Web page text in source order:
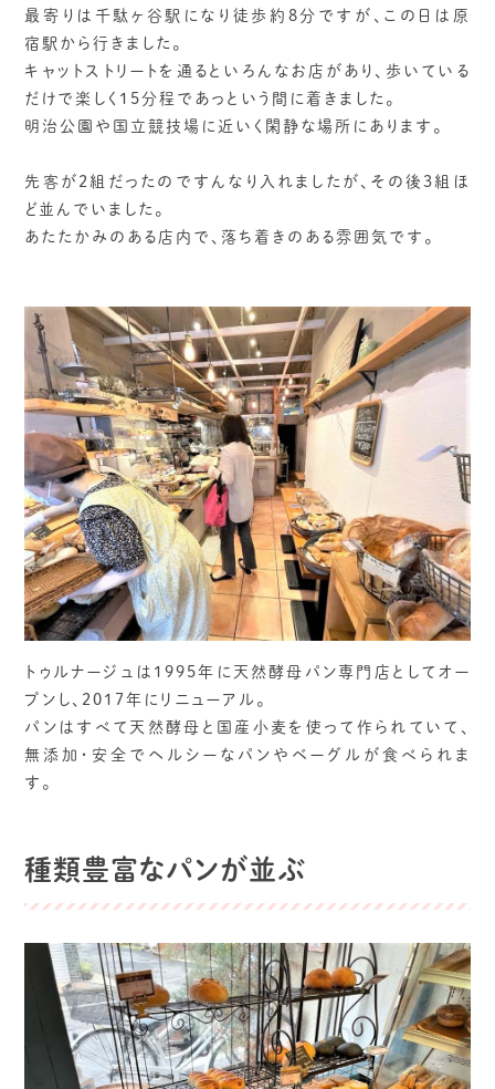
最寄りは千駄ヶ谷駅になり徒歩約8分ですが、この日は原
宿駅から行きました。
キャットストリートを通るといろんなお店があり、歩いている
だけで楽しく15分程であっという間に着きました。
明治公園や国立競技場に近いく閑静な場所にあります。
先客が2組だったのですんなり入れましたが、その後3組ほ
ど並んでいました。
あたたかみのある店内で、落ち着きのある雰囲気です。
トゥルナージュは1995年に天然酵母パン専門店としてオー
プンし、2017年にリニューアル。
パンはすべて天然酵母と国産小麦を使って作られていて、
無添加・安全でヘルシーなパンやベーグルが食べられま
す。
種類豊富なパンが並ぶ